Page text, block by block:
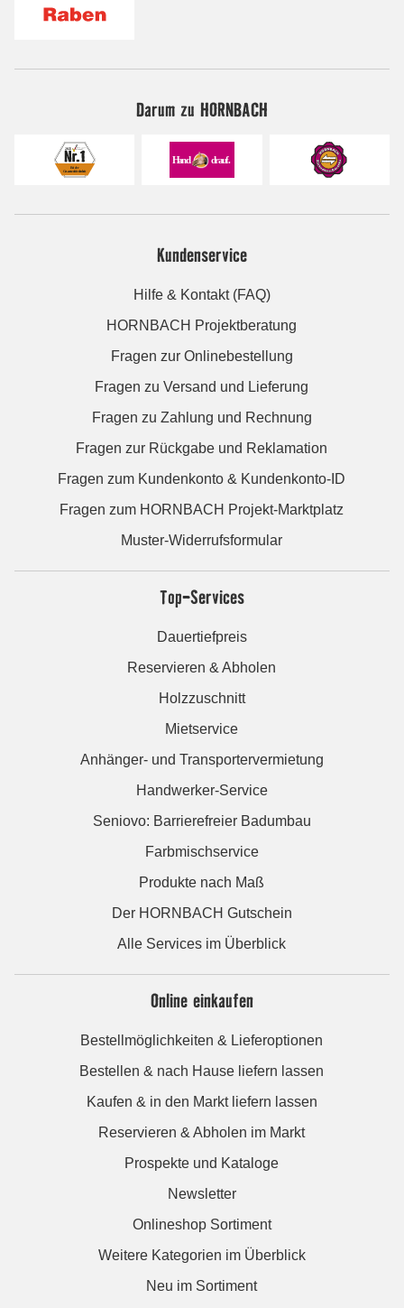
Darum zu HORNBACH
Kundenservice
Hilfe & Kontakt (FAQ)
HORNBACH Projektberatung
Fragen zur Onlinebestellung
Fragen zu Versand und Lieferung
Fragen zu Zahlung und Rechnung
Fragen zur Rückgabe und Reklamation
Fragen zum Kundenkonto & Kundenkonto-ID
Fragen zum HORNBACH Projekt-Marktplatz
Muster-Widerrufsformular
Top-Services
Dauertiefpreis
Reservieren & Abholen
Holzzuschnitt
Mietservice
Anhänger- und Transportervermietung
Handwerker-Service
Seniovo: Barrierefreier Badumbau
Farbmischservice
Produkte nach Maß
Der HORNBACH Gutschein
Alle Services im Überblick
Online einkaufen
Bestellmöglichkeiten & Lieferoptionen
Bestellen & nach Hause liefern lassen
Kaufen & in den Markt liefern lassen
Reservieren & Abholen im Markt
Prospekte und Kataloge
Newsletter
Onlineshop Sortiment
Weitere Kategorien im Überblick
Neu im Sortiment